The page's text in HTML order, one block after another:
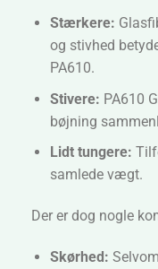
Stærkere:
og stivhed
PA610.
Stivere: PA610
bøjning
Lidt tungere:
samlede vægt.
Der er dog nogle
Skørhed: